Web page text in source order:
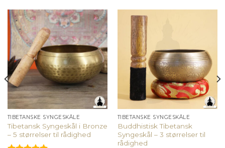
TIBETANSKE SYNGESKÅLE
Tibetansk Syngeskål i Bronze
– 5 størrelser til rådighed
TIBETANSKE SYNGESKÅLE
Buddhistisk Tibetansk
Syngeskål – 3 størrelser til
rådighed